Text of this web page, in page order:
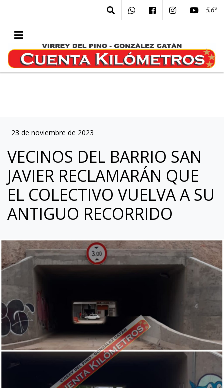
5.6º
23 de noviembre de 2023
VECINOS DEL BARRIO SAN
JAVIER RECLAMARÁN QUE
EL COLECTIVO VUELVA A SU
ANTIGUO RECORRIDO